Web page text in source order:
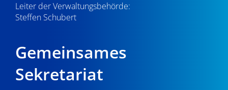
Leiter der Verwaltungsbehörde:
Steffen Schubert
Gemeinsames
Sekretariat